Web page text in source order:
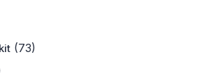
(73)